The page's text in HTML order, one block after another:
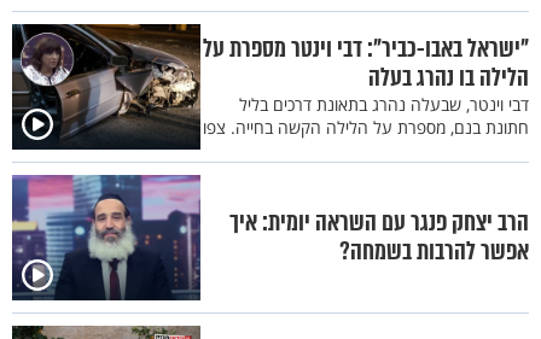
"ישראל באבו-כביר": דבי וינטר מספרת על
הלילה בו נהרג בעלה
דבי וינטר, שבעלה נהרג בתאונת דרכים בליל
חתונת בנם, מספרת על הלילה הקשה בחייה. צפו
הרב יצחק פנגר עם השראה יומית: איך
אפשר להרבות בשמחה?